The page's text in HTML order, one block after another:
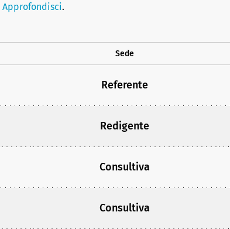
Approfondisci.
Sede
Referente
Redigente
Consultiva
Consultiva